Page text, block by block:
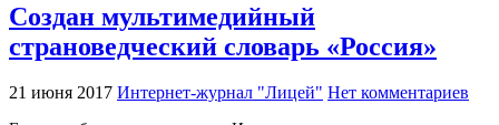
Создан мультимедийный
страноведческий словарь «Россия»
21 июня 2017 Интернет-журнал "Лицей" Нет комментариев